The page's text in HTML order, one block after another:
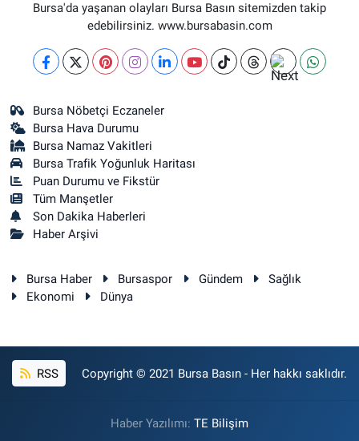
Bursa'da yaşanan olayları Bursa Basın sitemizden takip
edebilirsiniz. www.bursabasin.com
Bursa Nöbetçi Eczaneler
Bursa Hava Durumu
Bursa Namaz Vakitleri
Bursa Trafik Yoğunluk Haritası
Puan Durumu ve Fikstür
Tüm Manşetler
Son Dakika Haberleri
Haber Arşivi
Bursa Haber Bursaspor Gündem
Sağlık
Ekonomi
Dünya
RSS Copyright © 2021 Bursa Basın - Her hakkı saklıdır.
Haber Yazılımı: TE Bilişim